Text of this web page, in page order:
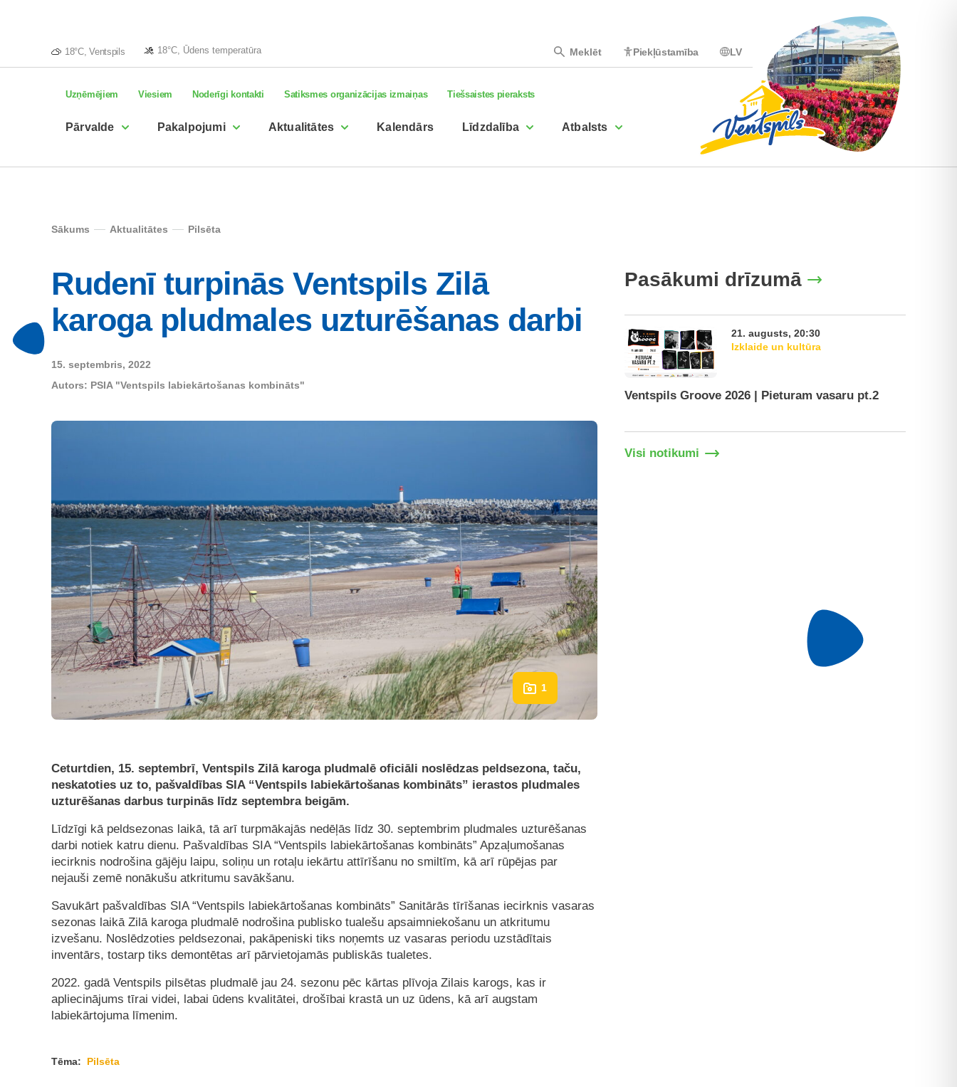
18°C, Ventspils 18°C, Ūdens temperatūra Meklēt Piekļūstamība LV
Uzņēmējiem Viesiem Noderīgi kontakti Satiksmes organizācijas izmaiņas Tiešsaistes pieraksts
Pārvalde Pakalpojumi Aktualitātes Kalendārs Līdzdalība Atbalsts
Sākums Aktualitātes Pilsēta
Rudenī turpinās Ventspils Zilā
karoga pludmales uzturēšanas darbi
15. septembris, 2022
Autors: PSIA "Ventspils labiekārtošanas kombināts"
1
Ceturtdien, 15. septembrī, Ventspils Zilā karoga pludmalē oficiāli noslēdzas peldsezona, taču,
neskatoties uz to, pašvaldības SIA “Ventspils labiekārtošanas kombināts” ierastos pludmales
uzturēšanas darbus turpinās līdz septembra beigām.
Līdzīgi kā peldsezonas laikā, tā arī turpmākajās nedēļās līdz 30. septembrim pludmales uzturēšanas
darbi notiek katru dienu. Pašvaldības SIA “Ventspils labiekārtošanas kombināts” Apzaļumošanas
iecirknis nodrošina gājēju laipu, soliņu un rotaļu iekārtu attīrīšanu no smiltīm, kā arī rūpējas par
nejauši zemē nonākušu atkritumu savākšanu.
Savukārt pašvaldības SIA “Ventspils labiekārtošanas kombināts” Sanitārās tīrīšanas iecirknis vasaras
sezonas laikā Zilā karoga pludmalē nodrošina publisko tualešu apsaimniekošanu un atkritumu
izvešanu. Noslēdzoties peldsezonai, pakāpeniski tiks noņemts uz vasaras periodu uzstādītais
inventārs, tostarp tiks demontētas arī pārvietojamās publiskās tualetes.
2022. gadā Ventspils pilsētas pludmalē jau 24. sezonu pēc kārtas plīvoja Zilais karogs, kas ir
apliecinājums tīrai videi, labai ūdens kvalitātei, drošībai krastā un uz ūdens, kā arī augstam
labiekārtojuma līmenim.
Tēma: Pilsēta
Pasākumi drīzumā
21. augusts, 20:30
Izklaide un kultūra
Ventspils Groove 2026 | Pieturam vasaru pt.2
Visi notikumi